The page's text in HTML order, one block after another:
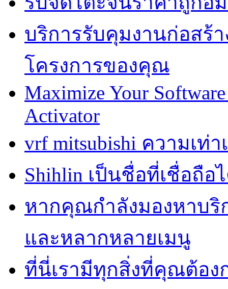
บริการรับคุมงานก่อสร้
โครงการของคุณ
Maximize Your
Activator
vrf mitsubishi ความเท่
Shihlin เป็นชื่อที่เชื่อถือ
หากคุณกำลังมองหาบ
และหลากหลายเมนู
ที่นี่เรามีทุกสิ่งที่คุณต้อง